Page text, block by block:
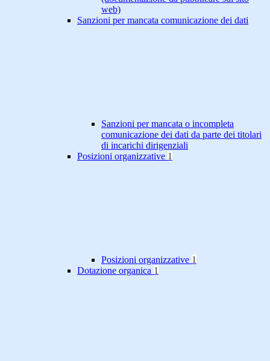
web)
Sanzioni per mancata comunicazione dei dati
Sanzioni per mancata o incompleta
comunicazione dei dati da parte dei titolari
di incarichi dirigenziali
Posizioni organizzative 1
Posizioni organizzative 1
Dotazione organica 1